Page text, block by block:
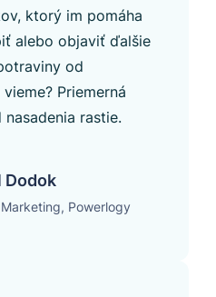
ktorý im pomáha
alebo objaviť ďalšie
od
Priemerná
rastie.
Dodok
Powerlogy